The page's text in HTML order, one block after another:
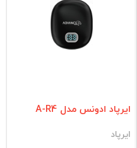
ایرپاد ادونس مدل A-R4
ایرپاد